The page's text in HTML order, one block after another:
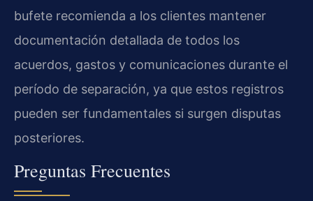
bufete recomienda a los clientes mantener
documentación detallada de todos los
acuerdos, gastos y comunicaciones durante el
período de separación, ya que estos registros
pueden ser fundamentales si surgen disputas
posteriores.
Preguntas Frecuentes